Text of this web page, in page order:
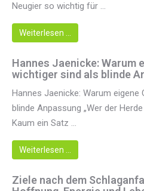
Neugier so wichtig für ...
Weiterlesen …
Hannes Jaenicke: Warum
wichtiger sind als blinde
Hannes Jaenicke: Warum eigene
blinde Anpassung „Wer der
Kaum ein Satz ...
Weiterlesen …
Ziele nach dem